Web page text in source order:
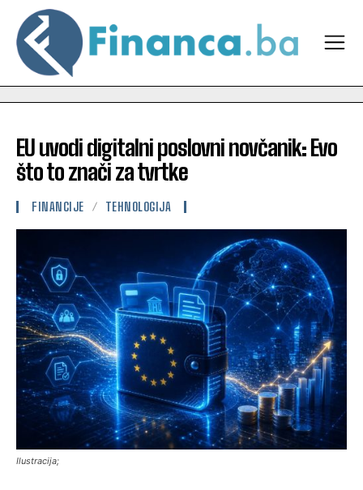
EU uvodi digitalni poslovni novčanik: Evo
što to znači za tvrtke
FINANCIJE TEHNOLOGIJA
Ilustracija;